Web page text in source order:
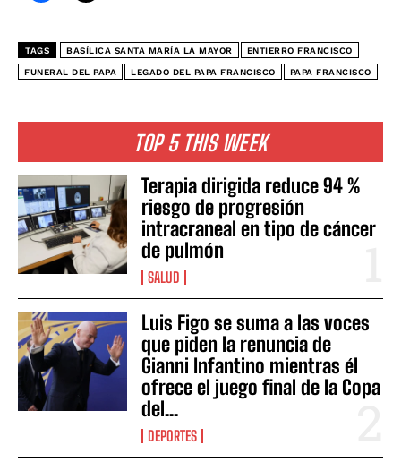
TOP 5 THIS WEEK
Terapia dirigida reduce 94 %
riesgo de progresión
intracraneal en tipo de cáncer
de pulmón
SALUD
Luis Figo se suma a las voces
que piden la renuncia de
Gianni Infantino mientras él
ofrece el juego final de la Copa
del...
DEPORTES
TAGS BASÍLICA SANTA MARÍA LA MAYOR ENTIERRO FRANCISCO
FUNERAL DEL PAPA LEGADO DEL PAPA FRANCISCO PAPA FRANCISCO